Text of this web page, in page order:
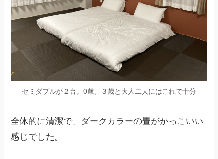
セミダブルが２台。0歳、３歳と大人二人にはこれで十分
全体的に清潔で、ダークカラーの畳がかっこいい
感じでした。